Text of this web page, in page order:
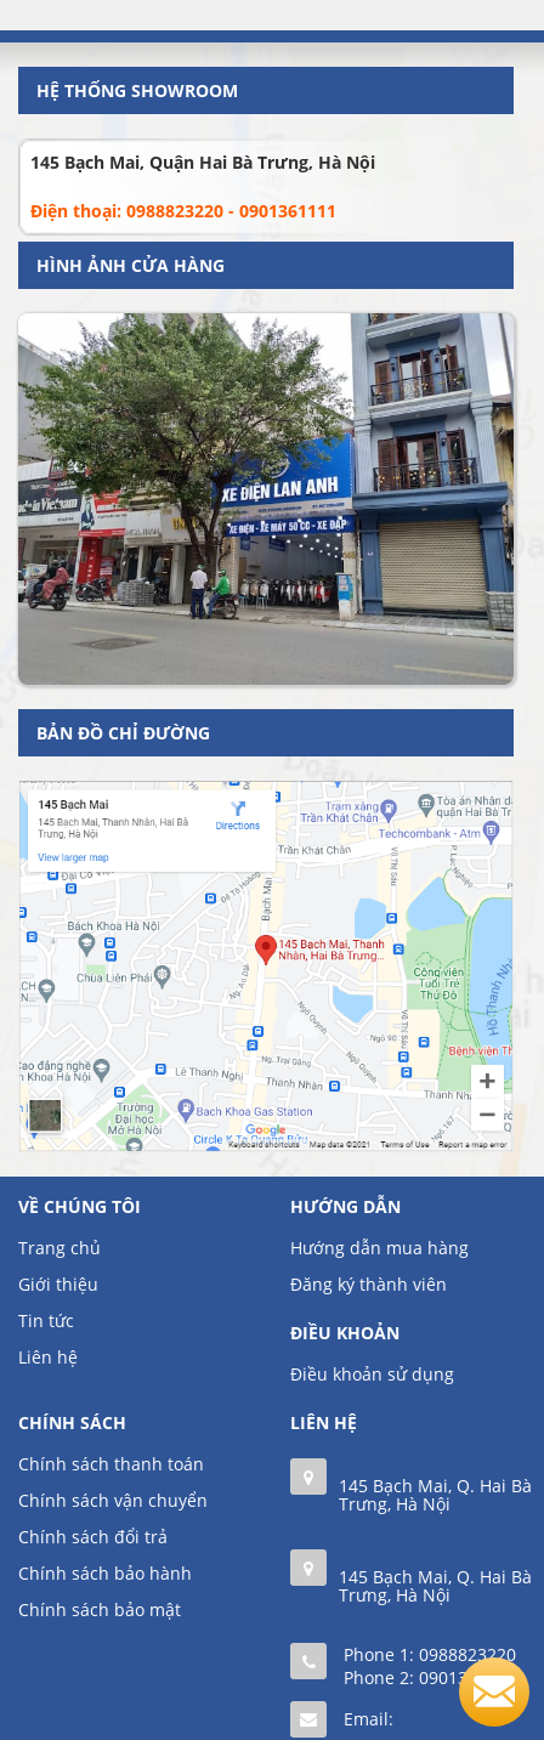
HỆ THỐNG SHOWROOM
145 Bạch Mai, Quận Hai Bà Trưng, Hà Nội
Điện thoại: 0988823220 - 0901361111
HÌNH ẢNH CỬA HÀNG
BẢN ĐỒ CHỈ ĐƯỜNG
VỀ CHÚNG TÔI
Trang chủ
Giới thiệu
Tin tức
Liên hệ
HƯỚNG DẪN
Hướng dẫn mua hàng
Đăng ký thành viên
ĐIỀU KHOẢN
Điều khoản sử dụng
CHÍNH SÁCH
Chính sách thanh toán
Chính sách vận chuyển
Chính sách đổi trả
Chính sách bảo hành
Chính sách bảo mật
LIÊN HỆ
145 Bạch Mai, Q. Hai Bà
Trưng, Hà Nội
145 Bạch Mai, Q. Hai Bà
Trưng, Hà Nội
Phone 1: 0988823220
Phone 2: 0901361111
Email: